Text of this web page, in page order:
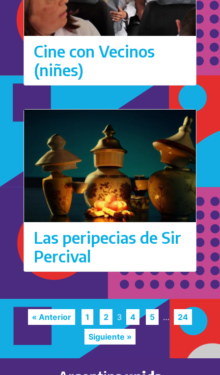
Cine con Vecinos
(niñes)
Las peripecias de Sir
Percival
« Anterior 1 2 3 4 5 …
24
Siguiente »